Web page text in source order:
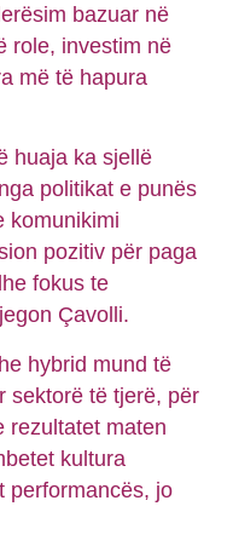
bazuar në
role, investim në
më të hapura
huaja ka sjellë
politikat e punës
komunikimi
pozitiv për paga
fokus te
Çavolli.
hybrid mund të
sektorë të tjerë, për
rezultatet maten
kultura
performancës, jo